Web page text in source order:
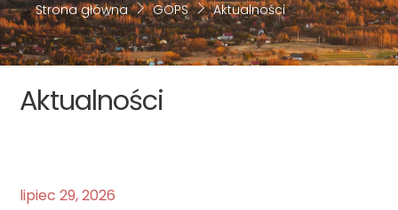
Strona główna GOPS Aktualności
Aktualności
lipiec 29,2026